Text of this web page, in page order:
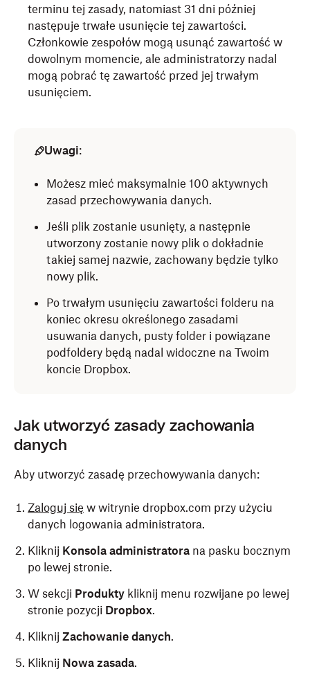
terminu tej zasady, natomiast 31 dni później
następuje trwałe usunięcie tej zawartości.
Członkowie zespołów mogą usunąć zawartość w
dowolnym momencie, ale administratorzy nadal
mogą pobrać tę zawartość przed jej trwałym
usunięciem.
Uwagi:
Możesz mieć maksymalnie 100 aktywnych
zasad przechowywania danych.
Jeśli plik zostanie usunięty, a następnie
utworzony zostanie nowy plik o dokładnie
takiej samej nazwie, zachowany będzie tylko
nowy plik.
Po trwałym usunięciu zawartości folderu na
koniec okresu określonego zasadami
usuwania danych, pusty folder i powiązane
podfoldery będą nadal widoczne na Twoim
koncie Dropbox.
Jak utworzyć zasady zachowania
danych
Aby utworzyć zasadę przechowywania danych:
Zaloguj się w witrynie dropbox.com przy użyciu
danych logowania administratora.
Kliknij Konsola administratora na pasku bocznym
po lewej stronie.
W sekcji Produkty kliknij menu rozwijane po lewej
stronie pozycji Dropbox.
Kliknij Zachowanie danych.
Kliknij Nowa zasada.